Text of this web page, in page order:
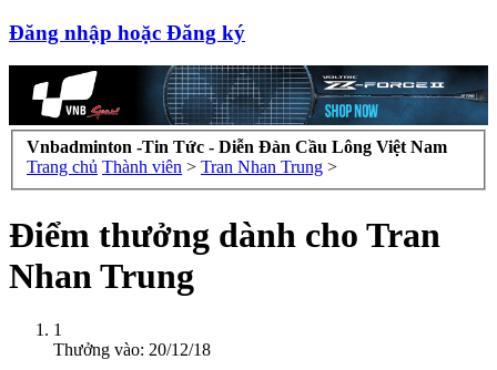
Đăng nhập hoặc Đăng ký
Vnbadminton -Tin Tức - Diễn Đàn Cầu Lông Việt Nam
Trang chủ Thành viên > Tran Nhan Trung >
Điểm thưởng dành cho Tran
Nhan Trung
1
Thưởng vào: 20/12/18